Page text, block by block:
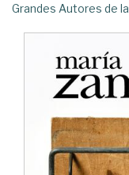
Grandes Autores de